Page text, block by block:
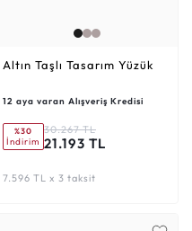
Altın Taşlı Tasarım Yüzük
12 aya varan Alışveriş Kredisi
%30
İndirim
30.267 TL
21.193 TL
7.596 TL x 3 taksit